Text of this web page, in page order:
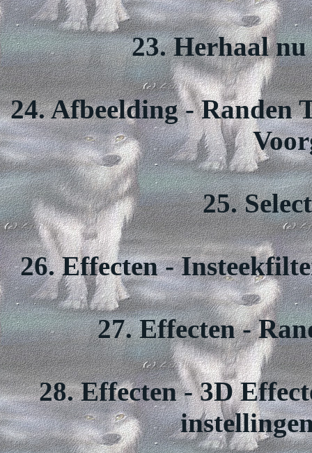
23. Herhaal
24. Afbeelding - Randen
25.
26. Effecten -
27. Effecten -
28. Effecten - 3D